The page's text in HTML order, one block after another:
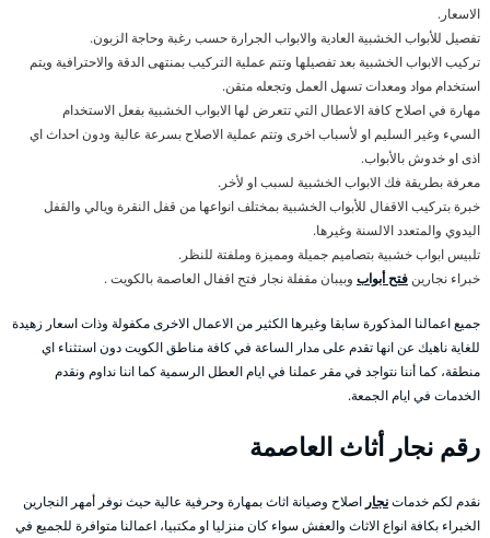
الاسعار.
تفصيل للأبواب الخشبية العادية والابواب الجرارة حسب رغبة وحاجة الزبون.
تركيب الابواب الخشبية بعد تفصيلها وتتم عملية التركيب بمنتهى الدقة والاحترافية ويتم
استخدام مواد ومعدات تسهل العمل وتجعله متقن.
مهارة في اصلاح كافة الاعطال التي تتعرض لها الابواب الخشبية بفعل الاستخدام
السيء وغير السليم او لأسباب اخرى وتتم عملية الاصلاح بسرعة عالية ودون احداث اي
اذى او خدوش بالأبواب.
معرفة بطريقة فك الابواب الخشبية لسبب او لأخر.
خبرة بتركيب الاقفال للأبواب الخشبية بمختلف انواعها من قفل النقرة ويالي والقفل
اليدوي والمتعدد الالسنة وغيرها.
تلبيس ابواب خشبية بتصاميم جميلة ومميزة وملفتة للنظر.
خبراء نجارين فتح أبواب وبيبان مقفلة نجار فتح اقفال العاصمة بالكويت .
جميع اعمالنا المذكورة سابقا وغيرها الكثير من الاعمال الاخرى مكفولة وذات اسعار زهيدة
للغاية ناهيك عن انها تقدم على مدار الساعة في كافة مناطق الكويت دون استثناء اي
منطقة، كما أننا نتواجد في مقر عملنا في ايام العطل الرسمية كما اننا نداوم ونقدم
الخدمات في ايام الجمعة.
رقم نجار أثاث العاصمة
نقدم لكم خدماتنجار اصلاح وصيانة اثاث بمهارة وحرفية عالية حيث نوفر أمهر النجارين
الخبراء بكافة انواع الاثاث والعفش سواء كان منزليا او مكتبيا، اعمالنا متوافرة للجميع في